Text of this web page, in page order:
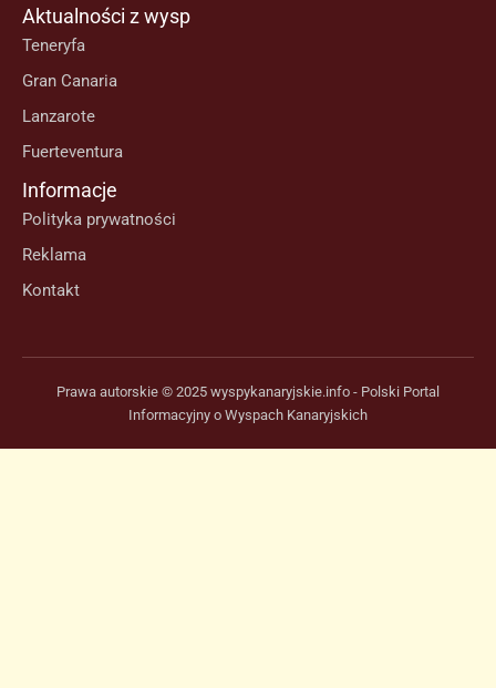
Aktualności z wysp
Teneryfa
Gran Canaria
Lanzarote
Fuerteventura
Informacje
Polityka prywatności
Reklama
Kontakt
Prawa autorskie © 2025 wyspykanaryjskie.info - Polski Portal
Informacyjny o Wyspach Kanaryjskich